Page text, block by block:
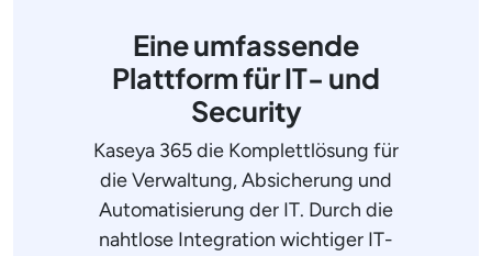
Eine umfassende
Plattform für IT- und
Security
Kaseya 365 die Komplettlösung für
die Verwaltung, Absicherung und
Automatisierung der IT. Durch die
nahtlose Integration wichtiger IT-